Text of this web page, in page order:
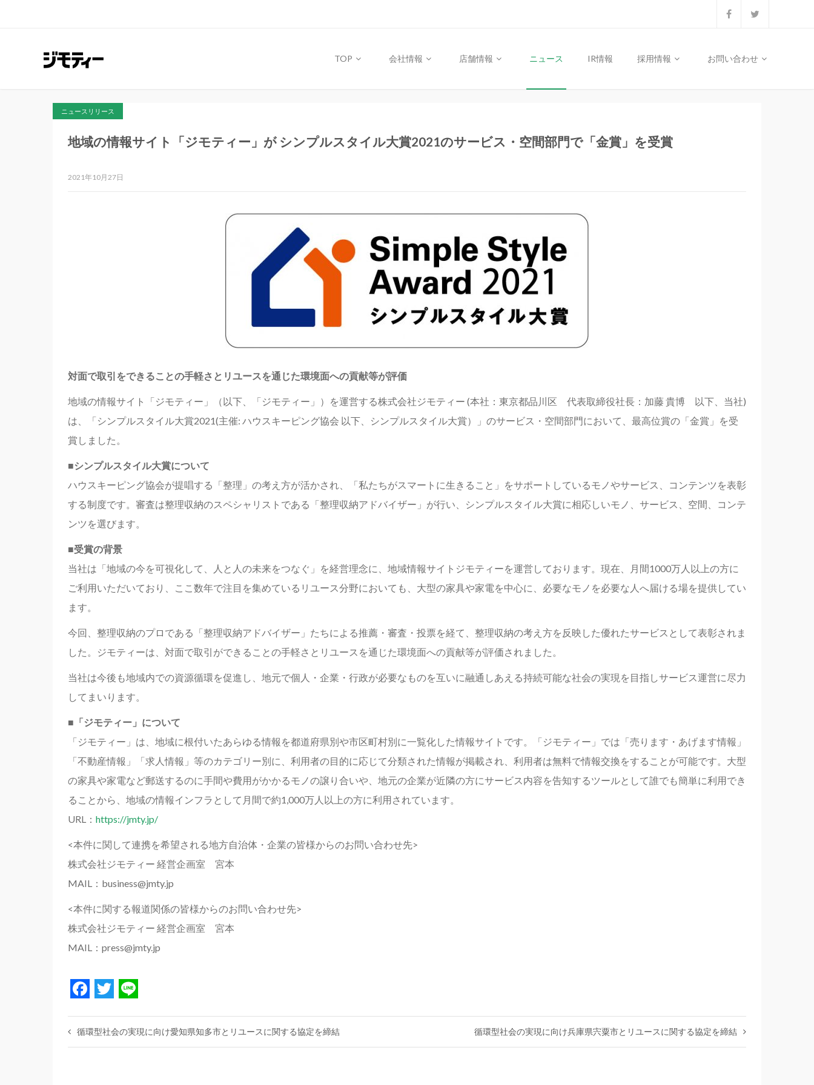
TOP 会社情報 店舗情報 ニュース IR情報 採用情報 お問い合わせ
ニュースリリース
地域の情報サイト「ジモティー」が シンプルスタイル大賞2021のサービス・空間部門で「金賞」を受賞
2021年10月27日
対面で取引をできることの手軽さとリユースを通じた環境面への貢献等が評価
地域の情報サイト「ジモティー」（以下、「ジモティー」）を運営する株式会社ジモティー (本社：東京都品川区 代表取締役社長：加藤 貴博 以下、当社)
は、「シンプルスタイル大賞2021(主催: ハウスキーピング協会 以下、シンプルスタイル大賞）」のサービス・空間部門において、最高位賞の「金賞」を受
賞しました。
■シンプルスタイル大賞について
ハウスキーピング協会が提唱する「整理」の考え方が活かされ、「私たちがスマートに生きること」をサポートしているモノやサービス、コンテンツを表彰
する制度です。審査は整理収納のスペシャリストである「整理収納アドバイザー」が行い、シンプルスタイル大賞に相応しいモノ、サービス、空間、コンテ
ンツを選びます。
■受賞の背景
当社は「地域の今を可視化して、人と人の未来をつなぐ」を経営理念に、地域情報サイトジモティーを運営しております。現在、月間1000万人以上の方に
ご利用いただいており、ここ数年で注目を集めているリユース分野においても、大型の家具や家電を中心に、必要なモノを必要な人へ届ける場を提供してい
ます。
今回、整理収納のプロである「整理収納アドバイザー」たちによる推薦・審査・投票を経て、整理収納の考え方を反映した優れたサービスとして表彰されま
した。ジモティーは、対面で取引ができることの手軽さとリユースを通じた環境面への貢献等が評価されました。
当社は今後も地域内での資源循環を促進し、地元で個人・企業・行政が必要なものを互いに融通しあえる持続可能な社会の実現を目指しサービス運営に尽力
してまいります。
■「ジモティー」について
「ジモティー」は、地域に根付いたあらゆる情報を都道府県別や市区町村別に一覧化した情報サイトです。「ジモティー」では「売ります・あげます情報」
「不動産情報」「求人情報」等のカテゴリー別に、利用者の目的に応じて分類された情報が掲載され、利用者は無料で情報交換をすることが可能です。大型
の家具や家電など郵送するのに手間や費用がかかるモノの譲り合いや、地元の企業が近隣の方にサービス内容を告知するツールとして誰でも簡単に利用でき
ることから、地域の情報インフラとして月間で約1,000万人以上の方に利用されています。
URL： https://jmty.jp/
<本件に関して連携を希望される地方自治体・企業の皆様からのお問い合わせ先>
株式会社ジモティー 経営企画室 宮本
MAIL：business@jmty.jp
<本件に関する報道関係の皆様からのお問い合わせ先>
株式会社ジモティー 経営企画室 宮本
MAIL：press@jmty.jp
Facebook
Twitter
循環型社会の実現に向け愛知県知多市とリユースに関する協定を締結 循環型社会の実現に向け兵庫県宍粟市とリユースに関する協定を締結